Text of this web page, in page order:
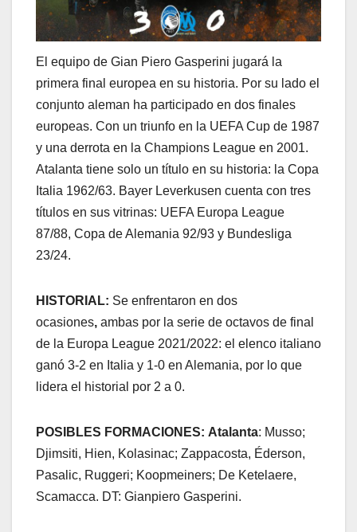
El equipo de Gian Piero Gasperini jugará la
primera final europea en su historia. Por su lado el
conjunto aleman ha participado en dos finales
europeas. Con un triunfo en la UEFA Cup de 1987
y una derrota en la Champions League en 2001.
Atalanta tiene solo un título en su historia: la Copa
Italia 1962/63. Bayer Leverkusen cuenta con tres
títulos en sus vitrinas: UEFA Europa League
87/88, Copa de Alemania 92/93 y Bundesliga
23/24.
HISTORIAL: Se enfrentaron en dos
ocasiones, ambas por la serie de octavos de final
de la Europa League 2021/2022: el elenco italiano
ganó 3-2 en Italia y 1-0 en Alemania, por lo que
lidera el historial por 2 a 0.
POSIBLES FORMACIONES: Atalanta: Musso;
Djimsiti, Hien, Kolasinac; Zappacosta, Éderson,
Pasalic, Ruggeri; Koopmeiners; De Ketelaere,
Scamacca. DT: Gianpiero Gasperini.